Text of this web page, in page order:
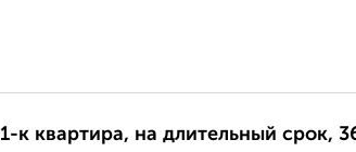
1-к квартира, на длительный срок,